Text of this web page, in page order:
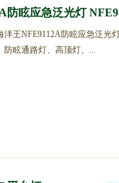
防眩应急泛光灯
洋王NFE9112A防眩应急泛光
防眩通路灯、高顶灯、...